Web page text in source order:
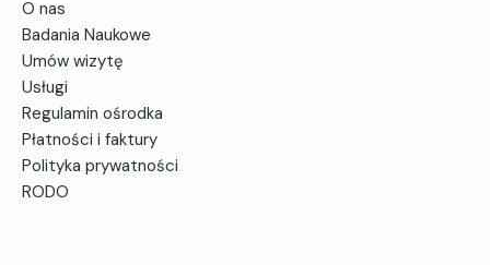
O nas
Badania Naukowe
Umów wizytę
Usługi
Regulamin ośrodka
Płatności i faktury
Polityka prywatności
RODO